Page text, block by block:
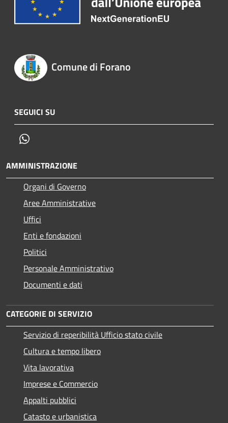
Comune di Forano
SEGUICI SU
AMMINISTRAZIONE
Organi di Governo
Aree Amministrative
Uffici
Enti e fondazioni
Politici
Personale Amministrativo
Documenti e dati
CATEGORIE DI SERVIZIO
Servizio di reperibilità Ufficio stato civile
Cultura e tempo libero
Vita lavorativa
Imprese e Commercio
Appalti pubblici
Catasto e urbanistica